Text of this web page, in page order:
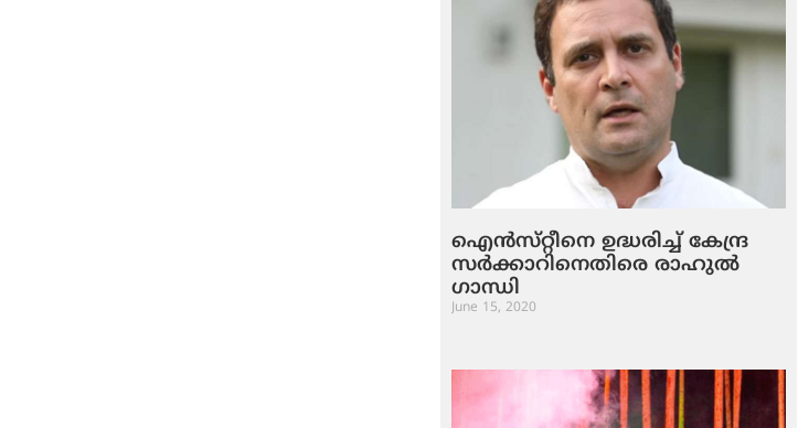
ഐന്‍സ്​റ്റീനെ ഉദ്ധരിച്ച്‌ കേന്ദ്ര
സര്‍ക്കാറിനെതിരെ​ രാഹുല്‍
ഗാന്ധി
June 15, 2020